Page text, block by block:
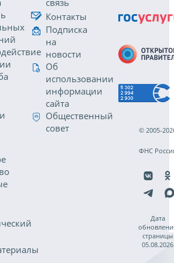
связь
Контакты
Подписка
на
новости
Об
использовании
информации
сайта
Общественный
совет
© 2005-
ФНС
Дата
страницы
05.08.2026